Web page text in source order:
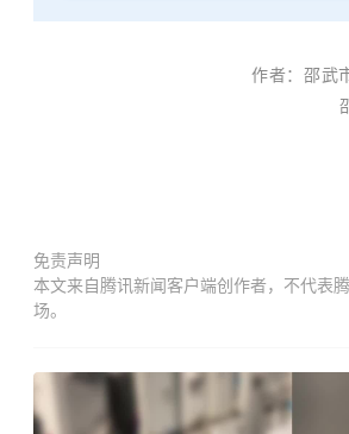
作者：邵武
免责声明
本文来自腾讯新闻客户端创作者，不代表
场。